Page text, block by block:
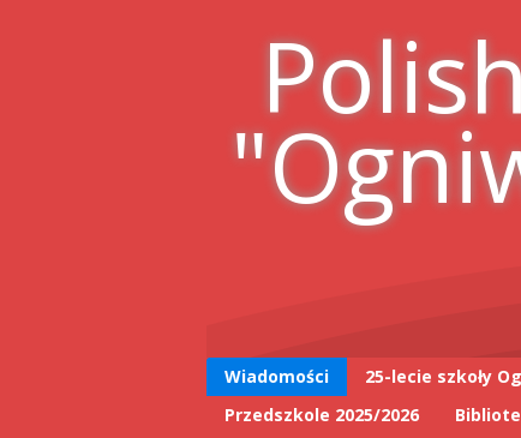
Wiadomości
25-lecie szkoły
25-lecie wpis do
Przedszkole 2025/2026